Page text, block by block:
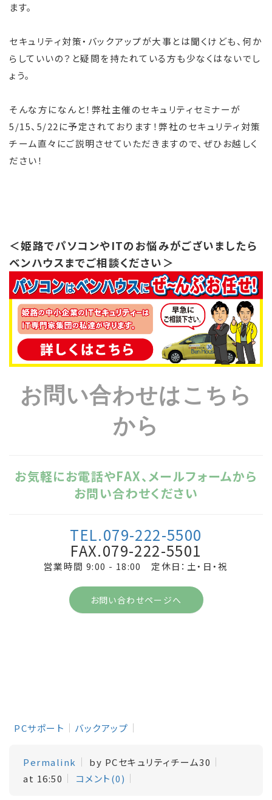
ます。
セキュリティ対策・バックアップが大事とは聞くけども、何か
らしていいの？と疑問を持たれている方も少なくはないでし
ょう。
そんな方になんと！弊社主催のセキュリティセミナーが
5/15、5/22に予定されております！弊社のセキュリティ対策
チーム直々にご説明させていただきますので、ぜひお越しく
ださい！
＜姫路でパソコンやITのお悩みがございましたら
ベンハウスまでご相談ください＞
お問い合わせはこちら
から
お気軽にお電話やFAX、メールフォームから
お問い合わせください
TEL.079-222-5500
FAX.079-222-5501
営業時間 9:00 - 18:00 定休日：土・日・祝
お問い合わせページへ
PCサポート バックアップ
Permalink
by PCセキュリティチーム30
at 16:50
コメント(0)